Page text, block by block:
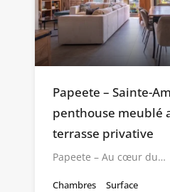
Papeete – Sainte-
penthouse meublé
terrasse privative
Papeete – Au cœur du…
Chambres Surface